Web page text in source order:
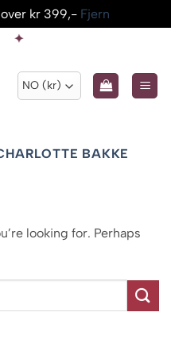
kr 399,- Fjern
BAKKE
looking for. Perhaps